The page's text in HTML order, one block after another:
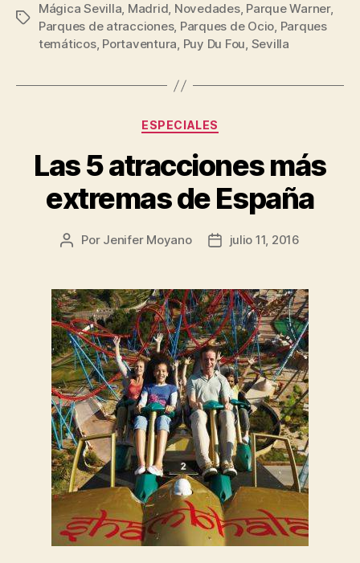
Etiquetas
Mágica Sevilla, Madrid, Novedades, Parque Warner,
Parques de atracciones, Parques de Ocio, Parques
temáticos, Portaventura, Puy Du Fou, Sevilla
Categorías
ESPECIALES
Las 5 atracciones más
extremas de España
Autor
entrada
Por Jenifer Moyano
Fecha
entrada
julio 11, 2016